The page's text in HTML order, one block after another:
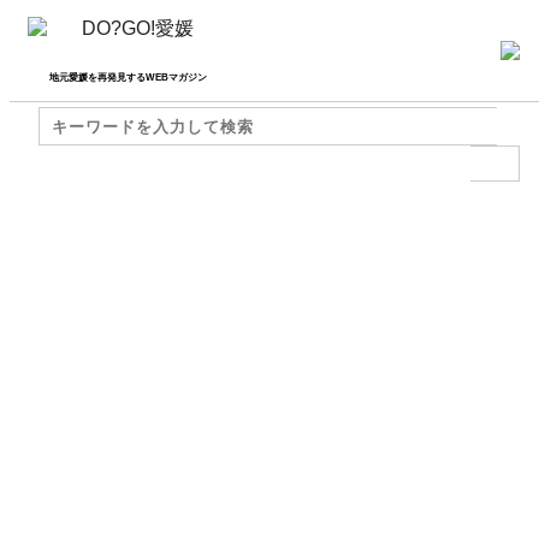
地元愛媛を再発見するWEBマガジン